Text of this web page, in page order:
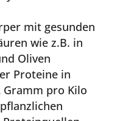
mit gesunden
wie z.B. in
Oliven
Proteine in
Gramm pro Kilo